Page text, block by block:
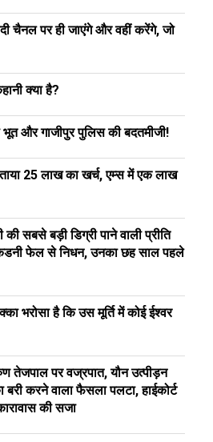
चैनल पर ही जाएंगे और वहीं करेंगे, जो
क्या है?
भूत और गाजीपुर पुलिस की बदतमीजी!
25 लाख का खर्च, एम्स में एक लाख
सबसे बड़ी डिग्री पाने वाली प्रीति
फेल से निधन, उनका छह साल पहले
भरोसा है कि उस मूर्ति में कोई ईश्वर
तेजपाल पर वज्रपात, यौन उत्पीड़न
करने वाला फैसला पलटा, हाईकोर्ट
की सजा